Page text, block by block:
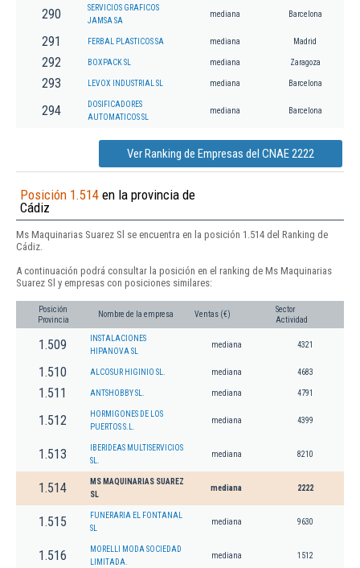
290
SERVICIOS GRAFICOS
JAMSA SA
mediana Barcelona
291 FERBAL PLASTICOS SA mediana Madrid
292 BOXPACK SL mediana Zaragoza
293 LEVOX INDUSTRIAL SL mediana Barcelona
294
DOSIFICADORES
AUTOMATICOS SL
mediana Barcelona
Ver Ranking de Empresas del CNAE 2222
Posición 1.514 en la provincia de
Cádiz
Ms Maquinarias Suarez Sl se encuentra en la posición 1.514 del Ranking de
Cádiz.
A continuación podrá consultar la posición en el ranking de Ms Maquinarias
Suarez Sl y empresas con posiciones similares:
Posición
Provincia
Nombre de la empresa Ventas (€)
Sector
Actividad
1.509
INSTALACIONES
HIPANOVA SL
mediana 4321
1.510 ALCOSUR HIGINIO SL. mediana 4683
1.511 ANTSHOBBY SL. mediana 4791
1.512
HORMIGONES DE LOS
PUERTOS S.L.
mediana 4399
1.513
IBERIDEAS MULTISERVICIOS
SL.
mediana 8210
1.514
MS MAQUINARIAS SUAREZ
SL
mediana 2222
1.515
FUNERARIA EL FONTANAL
SL
mediana 9630
1.516
MORELLI MODA SOCIEDAD
LIMITADA.
mediana 1512